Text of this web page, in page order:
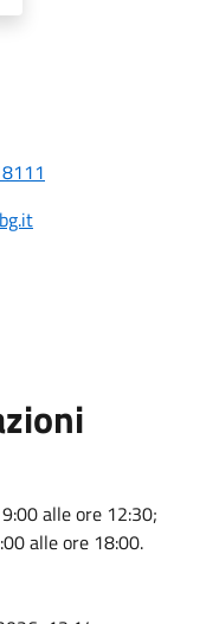
alle ore 12:30;
alle ore 18:00.